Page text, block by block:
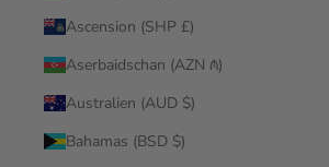
Ascension (SHP £)
Aserbaidschan (AZN ₼)
Australien (AUD $)
Bahamas (BSD $)